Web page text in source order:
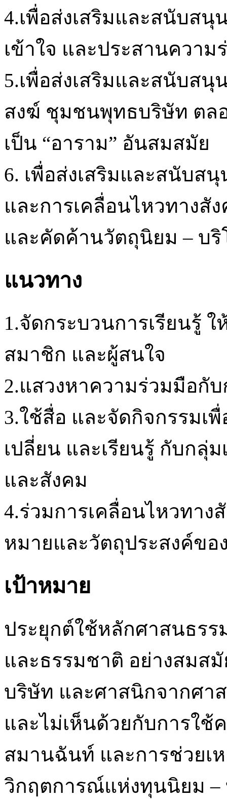
4.เพื่อส่งเสริมและสนับสนุ
เข้าใจ และประสานควา
5.เพื่อส่งเสริมและสนับส
สงฆ์ ชุมชนพุทธบริษัท ตล
เป็น “อาราม” อันสมสมัย
6. เพื่อส่งเสริมและสนับ
และการเคลื่อนไหวทางสั
และคัดค้านวัตถุนิยม – บ
แนวทาง
1.จัดกระบวนการเรียนรู้
สมาชิก และผู้สนใจ
2.แสวงหาความร่วมมือกับ
3.ใช้สื่อ และจัดกิจกรรมเ
เปลี่ยน และเรียนรู้ กับกลุ่
และสังคม
4.ร่วมการเคลื่อนไหวทาง
หมายและวัตถุประสงค์ขอ
เป้าหมาย
ประยุกต์ใช้หลักศาสนธร
และธรรมชาติ อย่างสมส
บริษัท และศาสนิกจากศา
และไม่เห็นด้วยกับการใช้
สมานฉันท์ และการช่วยเ
วิกฤตการณ์แห่งทุนนิยม –